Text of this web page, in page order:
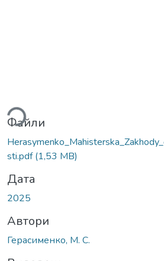
Файли
sti.pdf(1,53 MB)
Дата
2025
Автори
Герасименко, М. С.